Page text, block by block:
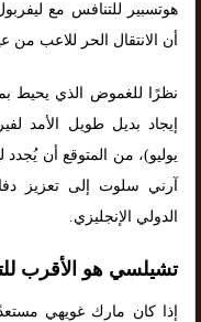
هوتسبير للتنافس مع
أن الانتقال الحر للاعب من
نظرًا للغموض الذي يحيط
يوليو)، من المتوقع أن يُجدد
آرني سلوت إلى تعزيز
الدولي الإنجليزي.
تشيلسي هو الأقرب
إذا كان مارك غويهي